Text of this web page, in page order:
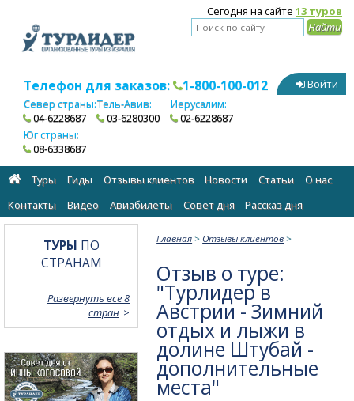
Сегодня на сайте 13 туров
Телефон для заказов: 1-800-100-012
Север страны:
04-6228687
Тель-Авив:
03-6280300
Иерусалим:
02-6228687
Юг страны:
08-6338687
Войти
Туры Гиды Отзывы клиентов Новости Статьи
О нас
Контакты
Видео Авиабилеты Cовет дня Рассказ дня
Главная > Отзывы клиентов >
Отзыв о туре:
"Турлидер в
Австрии - Зимний
отдых и лыжи в
долине Штубай -
дополнительные
места"
ТУРЫ ПО
СТРАНАМ
Развернуть все 8
стран